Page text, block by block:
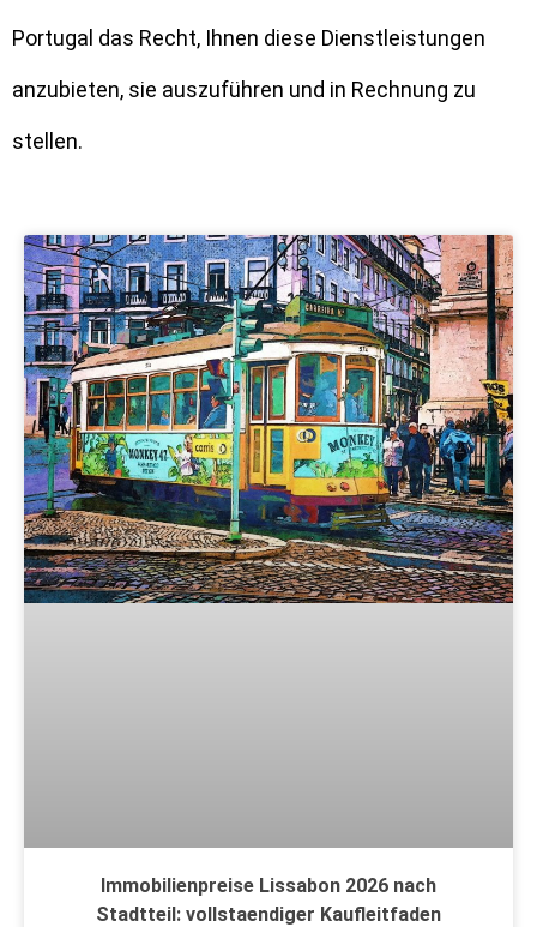
Portugal das Recht, Ihnen diese Dienstleistungen
anzubieten, sie auszuführen und in Rechnung zu
stellen.
Immobilienpreise Lissabon 2026 nach
Stadtteil: vollstaendiger Kaufleitfaden